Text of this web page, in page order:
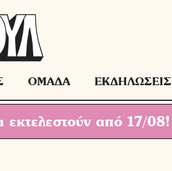
ΟΜΑΔΑ ΕΚΔΗΛΩΣΕΙΣ
από 17/08!